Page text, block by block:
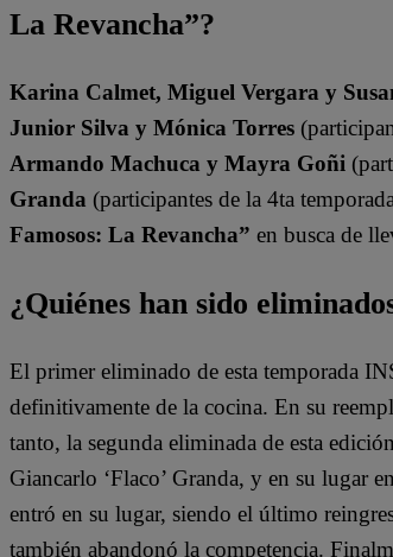
La Revancha”?
Karina Calmet, Miguel Vergara y
Junior Silva y Mónica Torres
Armando Machuca y Mayra Goñi
Granda (participantes de la 4ta
Famosos: La Revancha” en busca de
¿Quiénes han sido
El primer eliminado de esta temporada
definitivamente de la cocina. En su
tanto, la segunda eliminada de esta
Giancarlo ‘Flaco’ Granda, y en su lugar
entró en su lugar, siendo el último
también abandonó la competencia.